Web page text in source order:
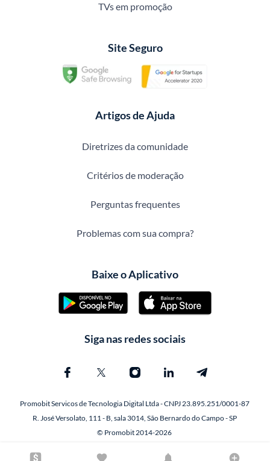
TVs em promoção
Site Seguro
Artigos de Ajuda
Diretrizes da comunidade
Critérios de moderação
Perguntas frequentes
Problemas com sua compra?
Baixe o Aplicativo
Siga nas redes sociais
Promobit Servicos de Tecnologia Digital Ltda - CNPJ 23.895.251/0001-87
R. José Versolato, 111 - B, sala 3014, São Bernardo do Campo - SP
© Promobit 2014-2026